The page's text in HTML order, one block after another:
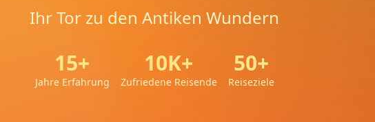
Ihr Tor zu den Antiken Wundern
15+
Jahre Erfahrung
10K+
Zufriedene Reisende
50+
Reiseziele